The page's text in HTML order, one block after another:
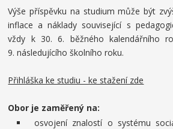
Výše příspěvku na studium může být
inflace a náklady související s
vždy k 30. 6. běžného kalendářního
9. následujícího školního roku.
Přihláška ke studiu - ke stažení zde
Obor je zaměřený na:
osvojení znalostí o systému